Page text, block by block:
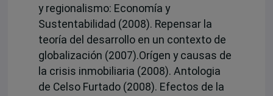
y regionalismo: Economía y
Sustentabilidad (2008). Repensar la
teoría del desarrollo en un contexto de
globalización (2007).Orígen y causas de
la crisis inmobiliaria (2008). Antologia
de Celso Furtado (2008). Efectos de la